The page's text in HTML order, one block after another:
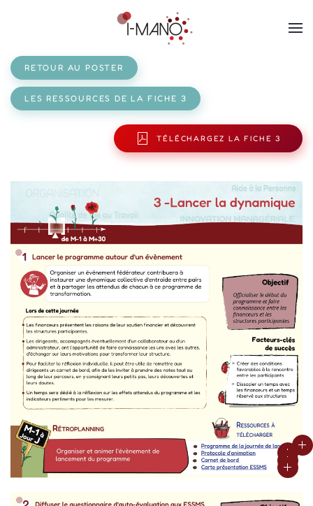
RETOUR AU POSTER
LES RESSOURCES DE LA FICHE 3
TÉLÉCHARGEZ LA FICHE 3